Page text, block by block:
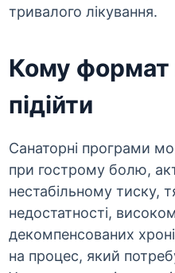
тривалого лікування.
Кому
підійти
Санаторні програми
при гострому болю,
нестабільному тиску,
недостатності,
декомпенсованих
на процес, який